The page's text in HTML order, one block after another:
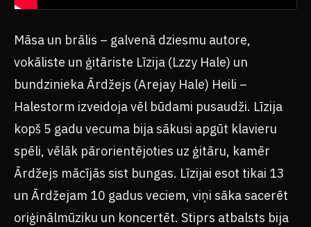
Māsa un brālis – galvenā dziesmu autore,
vokāliste un ģitāriste Līzija (Lzzy Hale) un
bundzinieka Ārdžejs (Arejay Hale) Heili –
Halestorm izveidoja vēl būdami pusaudži. Līzija
kopš 5 gadu vecuma bija sākusi apgūt klavieru
spēli, vēlāk pārorientējoties uz ģitāru, kamēr
Ārdžejs mācījās sist bungas. Līzijai esot tikai 13
un Ārdžejam 10 gadus veciem, viņi sāka sacerēt
oriģinālmūziku un koncertēt. Stiprs atbalsts bija